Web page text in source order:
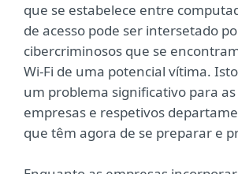
que se estabelece entre
de acesso pode ser intersetado
cibercriminosos que se
Wi-Fi de uma potencial vítima.
um problema significativo para as
empresas e respetivos
que têm agora de se preparar e